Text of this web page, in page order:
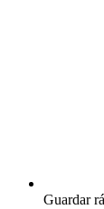
Guardar